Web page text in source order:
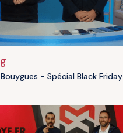
- Spécial Black Friday